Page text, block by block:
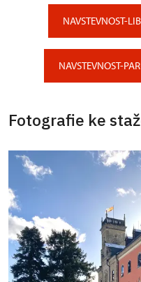
NAVSTEVNOST-
NAVSTEVNOST-
Fotografie ke